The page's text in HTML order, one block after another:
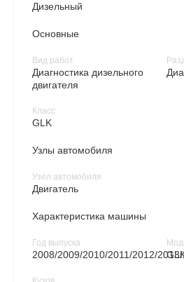
Дизельный
Основные
Вид работ
Диагностика дизельного
двигателя
Класс
GLK
Узлы автомобиля
Узел автомобиля
Двигатель
Характеристика машины
Год выпуска
2008/2009/2010/2011/2012/
Кузов